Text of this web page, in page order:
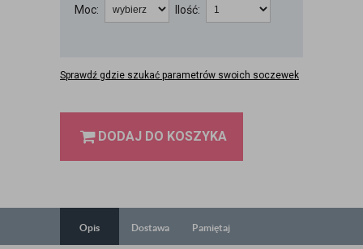
Moc: Ilość:
Sprawdź gdzie szukać parametrów swoich soczewek
DODAJ DO KOSZYKA
Opis Dostawa Pamiętaj